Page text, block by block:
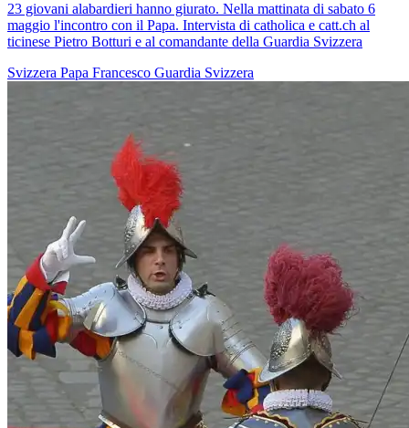
23 giovani alabardieri hanno giurato. Nella mattinata di sabato 6
maggio l'incontro con il Papa. Intervista di catholica e catt.ch al
ticinese Pietro Botturi e al comandante della Guardia Svizzera
Svizzera Papa Francesco Guardia Svizzera